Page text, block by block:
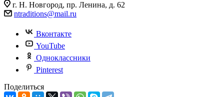
г. Н. Новгород, пр. Ленина, д. 62
ntraditions@mail.ru
Вконтакте
YouTube
Одноклассники
Pinterest
Поделиться